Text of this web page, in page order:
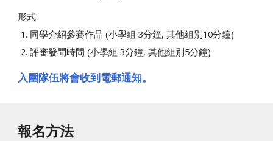
形式:
同學介紹參賽作品 (小學組 3分鐘, 其他組別10分鐘)
評審發問時間 (小學組 3分鐘, 其他組別5分鐘)
入圍隊伍將會收到電郵通知。
報名方法